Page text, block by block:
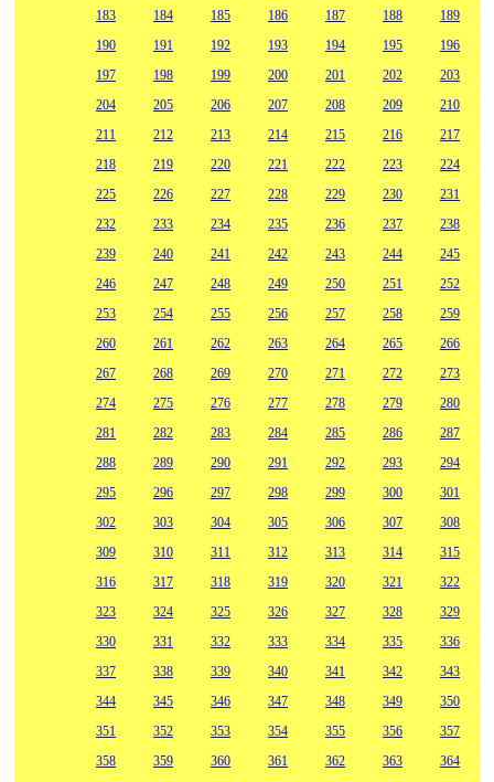
183
184 185 186 187 188
189
190
191 192 193 194 195
196
197
198 199 200 201 202
203
204
205 206 207 208 209
210
211
212 213 214 215 216
217
218
219 220 221 222 223
224
225
226 227 228 229 230
231
232
233 234 235 236 237
238
239
240 241 242 243 244
245
246
247 248 249 250 251
252
253
254 255 256 257 258
259
260
261 262 263 264 265
266
267
268 269 270 271 272
273
274
275 276 277 278 279
280
281
282 283 284 285 286
287
288
289 290 291 292 293
294
295
296 297 298 299 300
301
302
303 304 305 306 307
308
309
310 311 312 313 314
315
316
317 318 319 320 321
322
323
324 325 326 327 328
329
330
331 332 333 334 335
336
337
338 339 340 341 342
343
344
345 346 347 348 349
350
351
352 353 354 355 356
357
358
359 360 361 362 363
364